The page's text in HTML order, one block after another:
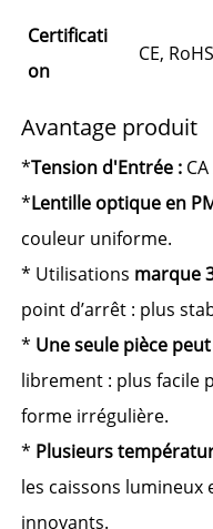
Certificati
on
CE,
Avantage produit
*Tension d'Entrée :
*Lentille optique en
couleur uniforme.
* Utilisations marque
point d’arrêt : plus
* Une seule pièce
librement : plus facile
forme irrégulière.
* Plusieurs
les caissons
innovants.